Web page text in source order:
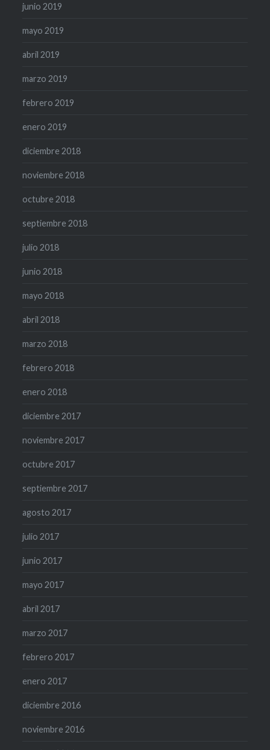
junio 2019
mayo 2019
abril 2019
marzo 2019
febrero 2019
enero 2019
diciembre 2018
noviembre 2018
octubre 2018
septiembre 2018
julio 2018
junio 2018
mayo 2018
abril 2018
marzo 2018
febrero 2018
enero 2018
diciembre 2017
noviembre 2017
octubre 2017
septiembre 2017
agosto 2017
julio 2017
junio 2017
mayo 2017
abril 2017
marzo 2017
febrero 2017
enero 2017
diciembre 2016
noviembre 2016